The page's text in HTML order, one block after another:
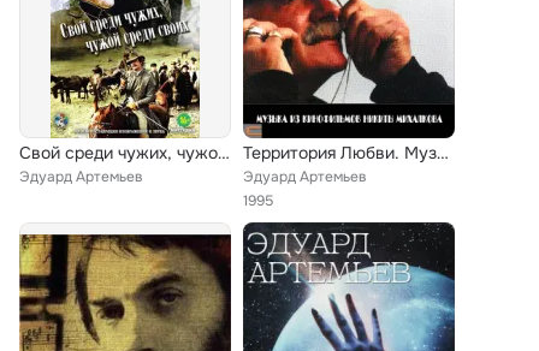
Свой среди чужих, чужой среди своих
Эдуард Артемьев
Территория Любви. Музыка из кинофильмов Никиты Михалкова (CD2)
Эдуард Артемьев
1995